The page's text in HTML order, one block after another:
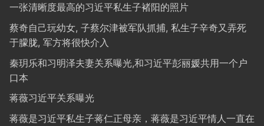
一张清晰度最高的习近平私生子褚阳的照片
蔡奇自己玩幼女, 子蔡尔津被军队抓捕, 私生子辛奇又弄死
于朦胧, 军方将很快介入
秦玥乐和习明泽夫妻关系曝光,和习近平彭丽媛共用一个户
口本
蒋薇习近平关系曝光
蒋薇是习近平私生子蒋仁正母亲，蒋薇是习近平情人一直在